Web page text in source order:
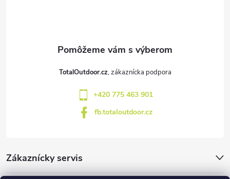
Zákaznícky servis
TotalOutdoor.cz
+420 775 463 901
fb.totaloutdoor.cz